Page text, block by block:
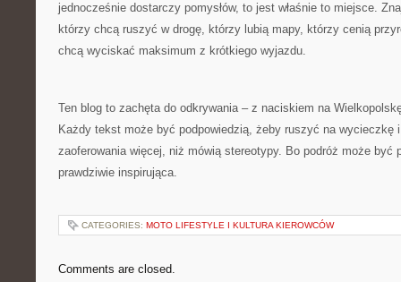
jednocześnie dostarczy pomysłów, to jest właśnie to miejsce.
którzy chcą ruszyć w drogę, którzy lubią mapy, którzy cenią
chcą wyciskać maksimum z krótkiego wyjazdu.
Ten blog to zachęta do odkrywania – z naciskiem na
Każdy tekst może być podpowiedzią, żeby ruszyć na wycieczkę
zaoferowania więcej, niż mówią stereotypy. Bo podróż może być
prawdziwie inspirująca.
CATEGORIES: MOTO LIFESTYLE I KULTURA KIEROWCÓW
Comments are closed.